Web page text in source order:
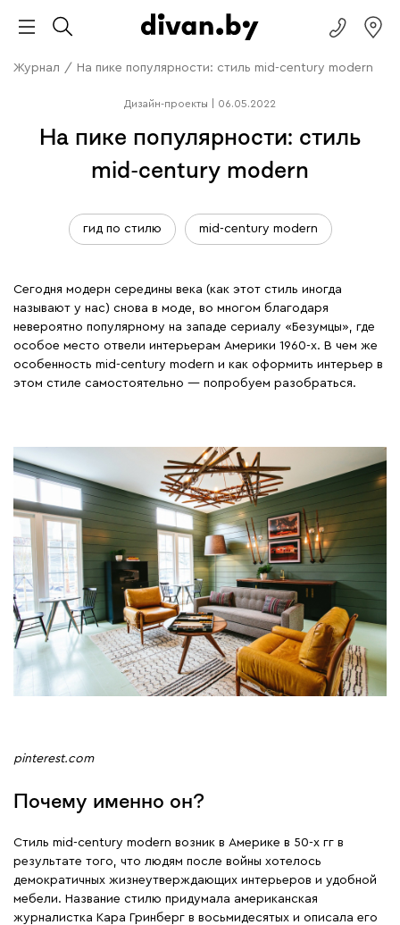
Журнал / На пике популярности: стиль mid-century modern
Дизайн-проекты 06.05.2022
На пике популярности: стиль
mid-century modern
гид по стилю mid-century modern
Сегодня модерн середины века (как этот стиль иногда
называют у нас) снова в моде, во многом благодаря
невероятно популярному на западе сериалу «Безумцы», где
особое место отвели интерьерам Америки 1960-х. В чем же
особенность mid-century modern и как оформить интерьер в
этом стиле самостоятельно — попробуем разобраться.
pinterest.com
Почему именно он?
Стиль mid-century modern возник в Америке в 50-х гг в
результате того, что людям после войны хотелось
демократичных жизнеутверждающих интерьеров и удобной
мебели. Название стилю придумала американская
журналистка Кара Гринберг в восьмидесятых и описала его